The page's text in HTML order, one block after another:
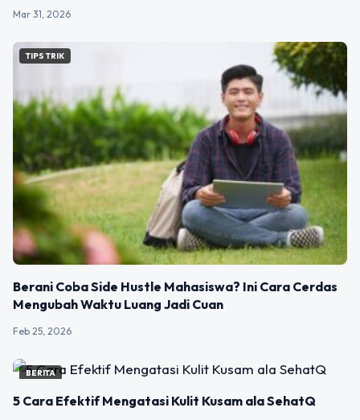
Mar 31, 2026
TIPS TRIK
Berani Coba Side Hustle Mahasiswa? Ini Cara Cerdas
Mengubah Waktu Luang Jadi Cuan
Feb 25, 2026
BERITA
5 Cara Efektif Mengatasi Kulit Kusam ala SehatQ